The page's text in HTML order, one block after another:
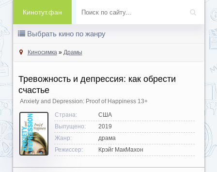
Кинотут.фан
Выбрать кино по жанру
Киносимка» Драмы
Тревожность и депрессия: как обрести
счастье
Anxiety and Depression: Proof of Happiness13+
Страна:
США
Выпущено:
2019
Жанр:
драма
Режиссер:
Крэйг МакМахон